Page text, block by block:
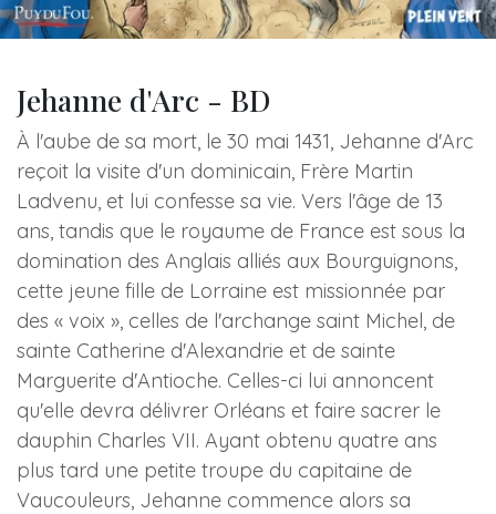
Jehanne d'Arc - BD
À l'aube de sa mort, le 30 mai 1431, Jehanne d'Arc
reçoit la visite d'un dominicain, Frère Martin
Ladvenu, et lui confesse sa vie. Vers l'âge de 13
ans, tandis que le royaume de France est sous la
domination des Anglais alliés aux Bourguignons,
cette jeune fille de Lorraine est missionnée par
des « voix », celles de l'archange saint Michel, de
sainte Catherine d'Alexandrie et de sainte
Marguerite d'Antioche. Celles-ci lui annoncent
qu'elle devra délivrer Orléans et faire sacrer le
dauphin Charles VII. Ayant obtenu quatre ans
plus tard une petite troupe du capitaine de
Vaucouleurs, Jehanne commence alors sa